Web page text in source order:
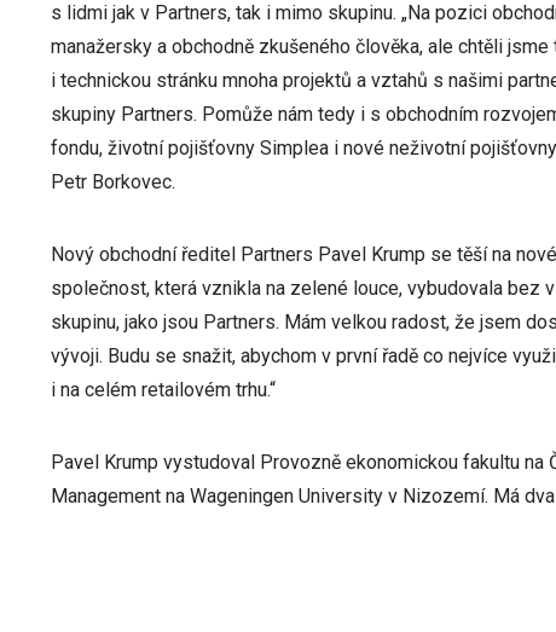
s lidmi jak v Partners, tak i mimo skupinu. „Na pozici
manažersky a obchodně zkušeného člověka, ale chtěli
i technickou stránku mnoha projektů a vztahů s našimi
skupiny Partners. Pomůže nám tedy i s obchodním
fondu, životní pojišťovny Simplea i nové neživotní
Petr Borkovec.
Nový obchodní ředitel Partners Pavel Krump se těší na
společnost, která vznikla na zelené louce, vybudovala bez
skupinu, jako jsou Partners. Mám velkou radost, že jsem
vývoji. Budu se snažit, abychom v první řadě co nejvíce
i na celém retailovém trhu.“
Pavel Krump vystudoval Provozně ekonomickou fakultu
Management na Wageningen University v Nizozemí. Má